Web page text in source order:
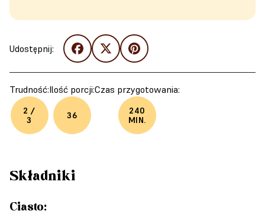
Udostępnij:
Trudność:
2 /
3
Ilość porcji:
36
Czas przygotowania:
240
MIN.
Składniki
Ciasto: